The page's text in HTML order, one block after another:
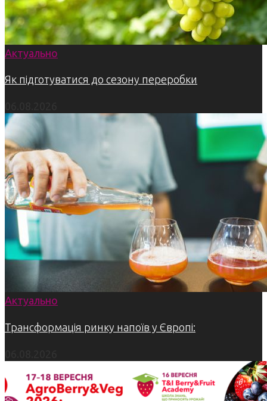
Актуально
Як підготуватися до сезону переробки
Актуально
Трансформація ринку напоїв у Європі: